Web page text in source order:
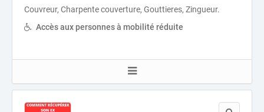
Couvreur, Charpente couverture, Gouttieres, Zingueur.
Accès aux personnes à mobilité réduite